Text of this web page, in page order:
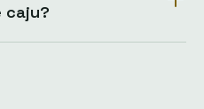
caju?